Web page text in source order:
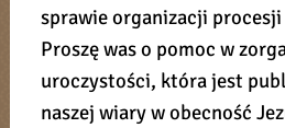
sprawie organizacji procesji
Proszę was o pomoc w
uroczystości, która jest
naszej wiary w obecność